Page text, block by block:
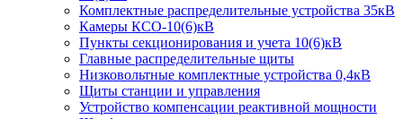
Комплектные распределительные устройства 35кВ
Камеры КСО-10(6)кВ
Пункты секционирования и учета 10(6)кВ
Главные распределительные щиты
Низковольтные комплектные устройства 0,4кВ
Щиты станции и управления
Устройство компенсации реактивной мощности